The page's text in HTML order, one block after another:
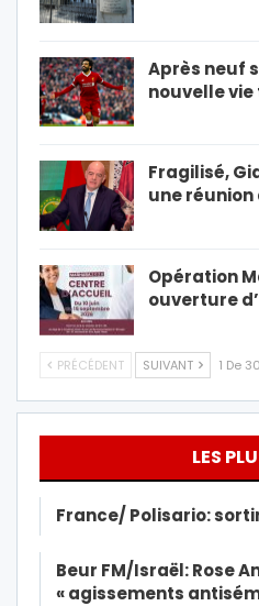
Après neuf
nouvelle
Fragilisé,
une réunion
Opération
ouverture
PRÉCÉDENT SUIVANT 1 De
LES
France/ Polisario:
Beur FM/Israël: Rose
« agissements